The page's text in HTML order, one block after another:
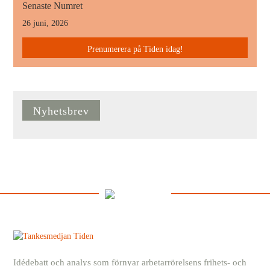
Senaste Numret
26 juni, 2026
Prenumerera på Tiden idag!
Nyhetsbrev
Idédebatt och analys som förnyar arbetarrörelsens frihets- och